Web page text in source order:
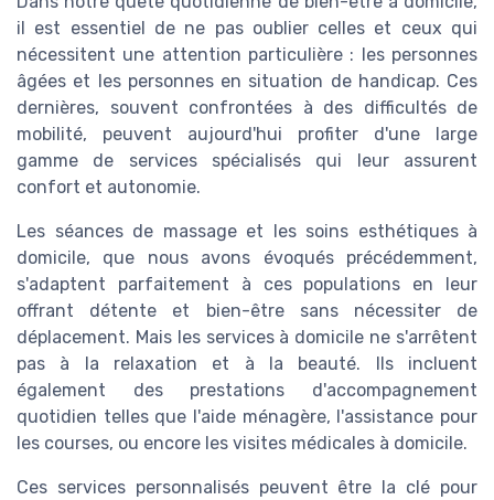
il est essentiel de ne pas oublier celles et ceux qui
nécessitent une attention particulière : les personnes
âgées et les personnes en situation de handicap. Ces
dernières, souvent confrontées à des difficultés de
mobilité, peuvent aujourd'hui profiter d'une large
gamme de services spécialisés qui leur assurent
confort et autonomie.
Les séances de massage et les soins esthétiques à
domicile, que nous avons évoqués précédemment,
s'adaptent parfaitement à ces populations en leur
offrant détente et bien-être sans nécessiter de
déplacement. Mais les services à domicile ne s'arrêtent
pas à la relaxation et à la beauté. Ils incluent
également des prestations d'accompagnement
quotidien telles que l'aide ménagère, l'assistance pour
les courses, ou encore les visites médicales à domicile.
Ces services personnalisés peuvent être la clé pour